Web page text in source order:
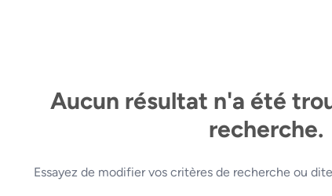
Aucun résultat n'a été
recherche.
Essayez de modifier vos critères de recherche ou